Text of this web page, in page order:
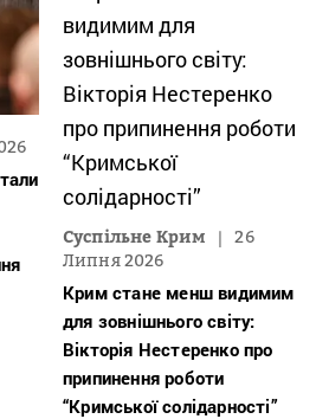
Суспільне Крим
26
Липня 2026
Крим стане менш видимим
для зовнішнього світу:
Вікторія Нестеренко про
припинення роботи
“Кримської солідарності”